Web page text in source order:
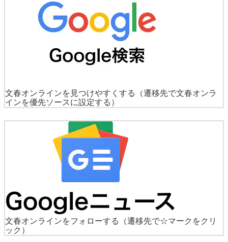
文春オンラインを見つけやすくする
（遷移先で文春オンラ
インを優先ソースに設定する）
文春オンラインをフォローする
（遷移先で☆マークをクリ
ック）